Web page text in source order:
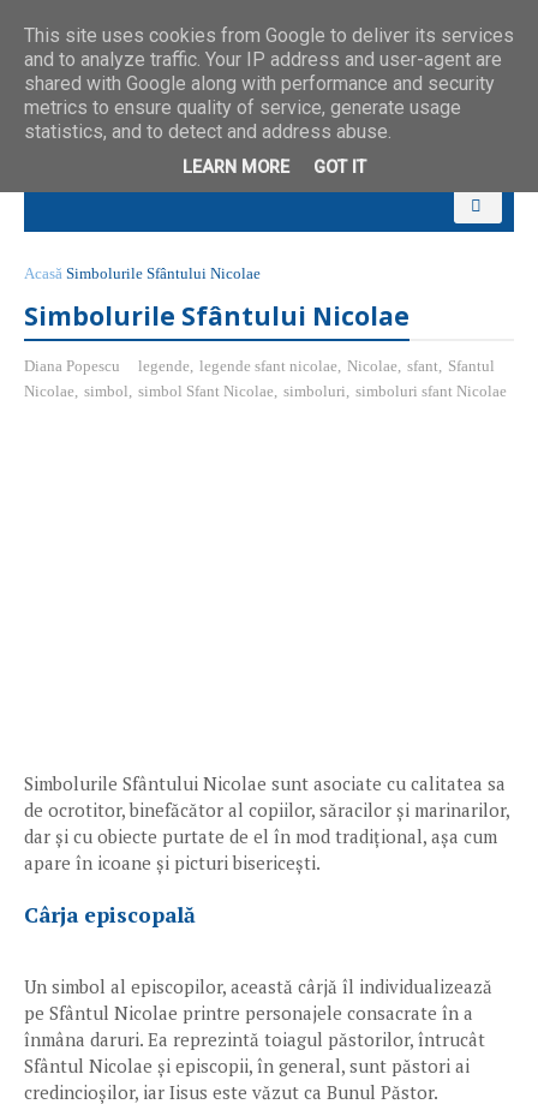
Acasă Simbolurile Sfântului Nicolae
Simbolurile Sfântului Nicolae
Diana Popescu legende, legende sfant nicolae, Nicolae, sfant, Sfantul
Nicolae, simbol, simbol Sfant Nicolae, simboluri, simboluri sfant Nicolae
Simbolurile Sfântului Nicolae sunt asociate cu calitatea sa
de ocrotitor, binefăcător al copiilor, săracilor și marinarilor,
dar și cu obiecte purtate de el în mod tradițional, așa cum
apare în icoane și picturi bisericești.
Cârja episcopală
Un simbol al episcopilor, această cârjă îl individualizează
pe Sfântul Nicolae printre personajele consacrate în a
înmâna daruri. Ea reprezintă toiagul păstorilor, întrucât
Sfântul Nicolae și episcopii, în general, sunt păstori ai
credincioșilor, iar Iisus este văzut ca Bunul Păstor.
This site uses cookies from Google to deliver its services
and to analyze traffic. Your IP address and user-agent are
shared with Google along with performance and security
metrics to ensure quality of service, generate usage
statistics, and to detect and address abuse.
LEARN MORE GOT IT